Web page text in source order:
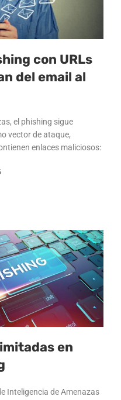
con URLs
del email al
el phishing sigue
vector de ataque,
enlaces maliciosos:
en
Inteligencia de Amenazas